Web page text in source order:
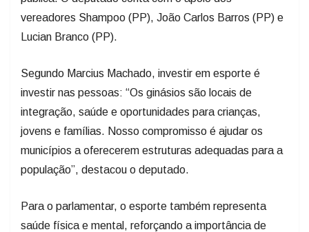
vereadores Shampoo (PP), João Carlos Barros (PP) e
Lucian Branco (PP).
Segundo Marcius Machado, investir em esporte é
investir nas pessoas: “Os ginásios são locais de
integração, saúde e oportunidades para crianças,
jovens e famílias. Nosso compromisso é ajudar os
municípios a oferecerem estruturas adequadas para a
população”, destacou o deputado.
Para o parlamentar, o esporte também representa
saúde física e mental, reforçando a importância de